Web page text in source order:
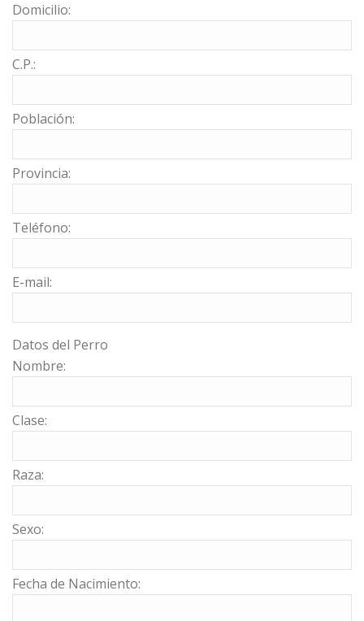
Domicilio:
C.P.:
Población:
Provincia:
Teléfono:
E-mail:
Datos del Perro
Nombre:
Clase:
Raza:
Sexo:
Fecha de Nacimiento: